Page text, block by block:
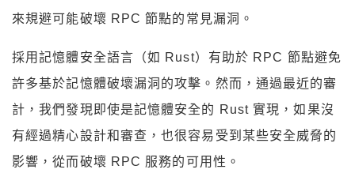
來規避可能破壞 RPC 節點的常見漏洞。
採用記憶體安全語言（如 Rust）有助於 RPC 節點避免
許多基於記憶體破壞漏洞的攻擊。然而，通過最近的審
計，我們發現即使是記憶體安全的 Rust 實現，如果沒
有經過精心設計和審查，也很容易受到某些安全威脅的
影響，從而破壞 RPC 服務的可用性。